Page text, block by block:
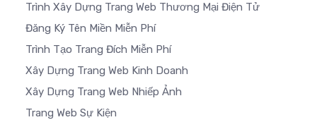
Trình Xây Dựng Trang Web Thương Mại Điện Tử
Đăng Ký Tên Miền Miễn Phí
Trình Tạo Trang Đích Miễn Phí
Xây Dựng Trang Web Kinh Doanh
Xây Dựng Trang Web Nhiếp Ảnh
Trang Web Sự Kiện